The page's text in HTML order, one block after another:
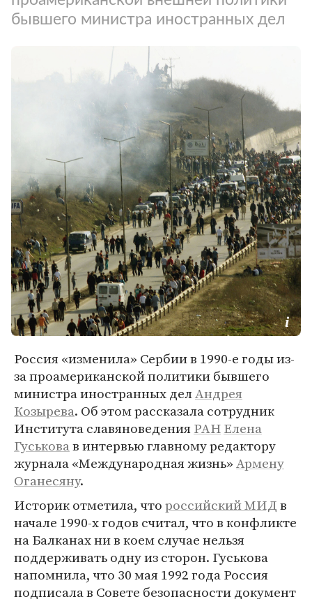
бывшего министра иностранных дел
Россия «изменила» Сербии в 1990-е годы из-
за проамериканской политики бывшего
министра иностранных делАндрея
Козырева. Об этом рассказала сотрудник
Института славяноведенияРАНЕлена
Гуськовав интервью главному редактору
журнала «Международная жизнь»Армену
Оганесяну.
Историк отметила, чтороссийский МИДв
начале 1990-х годов считал, что в конфликте
на Балканах ни в коем случае нельзя
поддерживать одну из сторон. Гуськова
напомнила, что 30 мая 1992 года Россия
подписала в Совете безопасности документ